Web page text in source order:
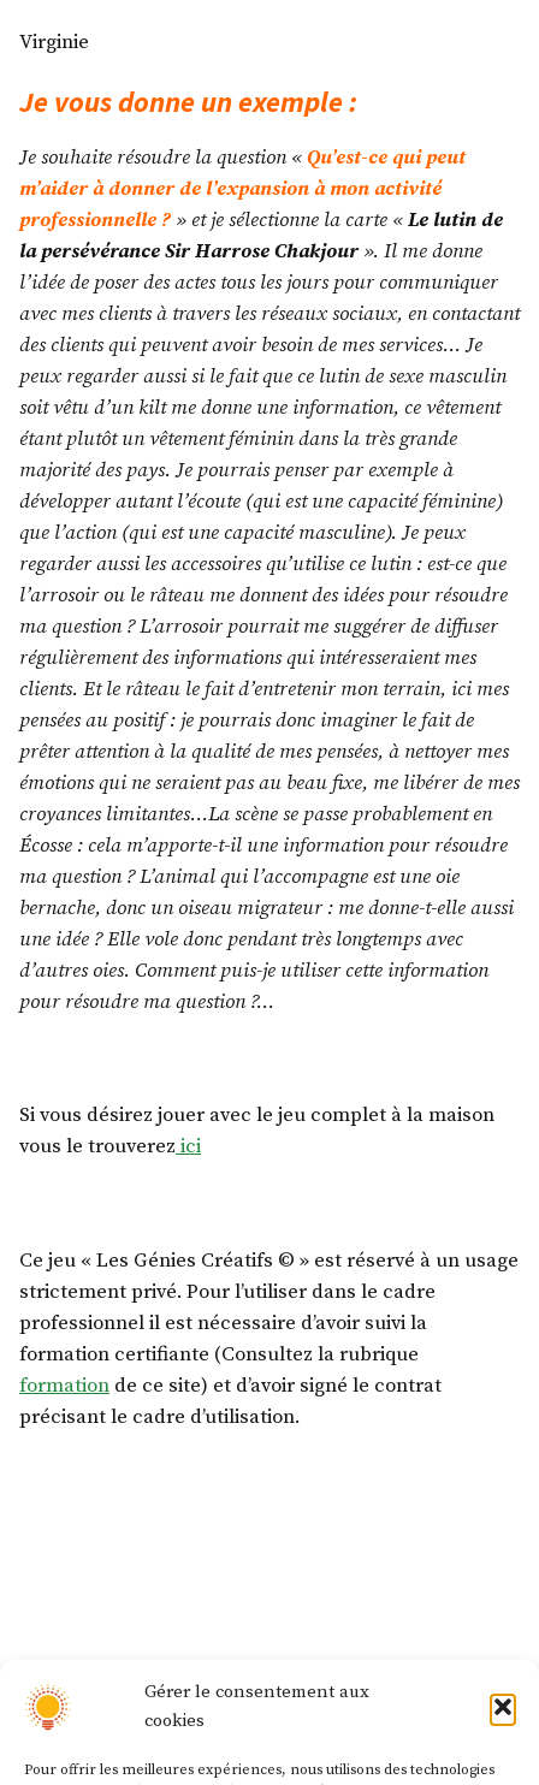
Gérer le consentement aux
cookies
Pour offrir les meilleures expériences, nous utilisons des technologies
Virginie
Je vous donne un exemple :
Je souhaite résoudre la question «Qu’est-ce qui peut
m’aider à donner de l’expansion à mon activité
professionnelle ?» et je sélectionne la carte «Le lutin de
la persévérance Sir Harrose Chakjour». Il me donne
l’idée de poser des actes tous les jours pour communiquer
avec mes clients à travers les réseaux sociaux, en contactant
des clients qui peuvent avoir besoin de mes services… Je
peux regarder aussi si le fait que ce lutin de sexe masculin
soit vêtu d’un kilt me donne une information, ce vêtement
étant plutôt un vêtement féminin dans la très grande
majorité des pays. Je pourrais penser par exemple à
développer autant l’écoute (qui est une capacité féminine)
que l’action (qui est une capacité masculine). Je peux
regarder aussi les accessoires qu’utilise ce lutin : est-ce que
l’arrosoir ou le râteau me donnent des idées pour résoudre
ma question ? L’arrosoir pourrait me suggérer de diffuser
régulièrement des informations qui intéresseraient mes
clients. Et le râteau le fait d’entretenir mon terrain, ici mes
pensées au positif : je pourrais donc imaginer le fait de
prêter attention à la qualité de mes pensées, à nettoyer mes
émotions qui ne seraient pas au beau fixe, me libérer de mes
croyances limitantes…La scène se passe probablement en
Écosse : cela m’apporte-t-il une information pour résoudre
ma question ? L’animal qui l’accompagne est une oie
bernache, donc un oiseau migrateur : me donne-t-elle aussi
une idée ? Elle vole donc pendant très longtemps avec
d’autres oies. Comment puis-je utiliser cette information
pour résoudre ma question ?…
Si vous désirez jouer avec le jeu complet à la maison
vous le trouverezici
Ce jeu « Les Génies Créatifs © » est réservé à un usage
strictement privé. Pour l’utiliser dans le cadre
professionnel il est nécessaire d’avoir suivi la
formation certifiante (Consultez la rubrique
formation de ce site) et d’avoir signé le contrat
précisant le cadre d’utilisation.
Navigation
de
Article précédentArticle
précédent :
Jeu en ligne (515)